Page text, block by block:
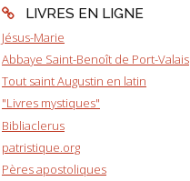
LIVRES EN LIGNE
Jésus-Marie
Abbaye Saint-Benoît de Port-Valais
Tout saint Augustin en latin
"Livres mystiques"
Bibliaclerus
patristique.org
Pères apostoliques